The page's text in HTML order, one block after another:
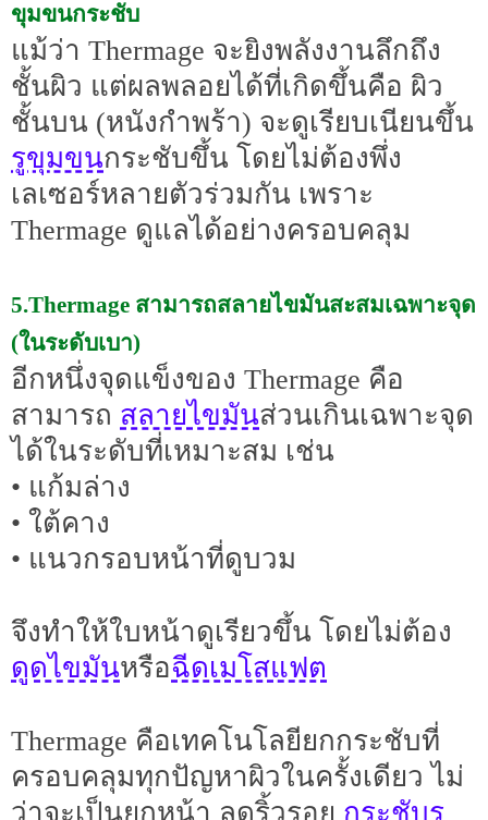
ขุมขนกระชับ
แม้ว่า Thermage จะยิงพลังงานลึกถึง
ชั้นผิว แต่ผลพลอยได้ที่เกิดขึ้นคือ ผิว
ชั้นบน (หนังกำพร้า) จะดูเรียบเนียนขึ้น
รูขุมขนกระชับขึ้น โดยไม่ต้องพึ่ง
เลเซอร์หลายตัวร่วมกัน เพราะ
Thermage ดูแลได้อย่างครอบคลุม
5.Thermage สามารถสลายไขมันสะสมเฉพาะจุด
(ในระดับเบา)
อีกหนึ่งจุดแข็งของ Thermage คือ
สามารถ สลายไขมันส่วนเกินเฉพาะจุด
ได้ในระดับที่เหมาะสม เช่น
• แก้มล่าง
• ใต้คาง
• แนวกรอบหน้าที่ดูบวม
จึงทำให้ใบหน้าดูเรียวขึ้น โดยไม่ต้อง
ดูดไขมันหรือฉีดเมโสแฟต
Thermage คือเทคโนโลยียกกระชับที่
ครอบคลุมทุกปัญหาผิวในครั้งเดียว ไม่
ว่าจะเป็นยกหน้า ลดริ้วรอย กระชับรู